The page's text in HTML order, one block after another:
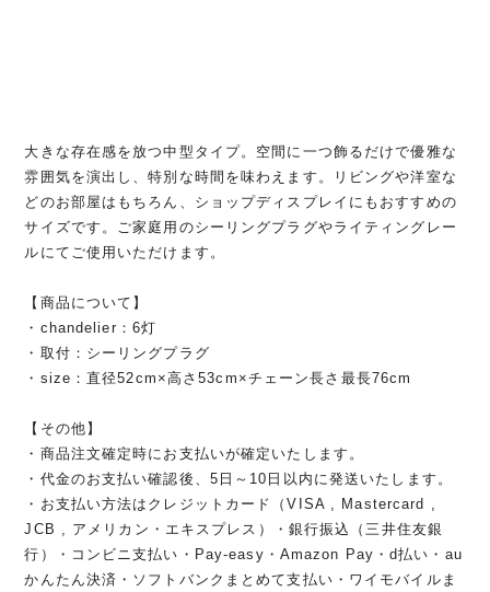
大きな存在感を放つ中型タイプ。空間に一つ飾るだけで優雅な
雰囲気を演出し、特別な時間を味わえます。リビングや洋室な
どのお部屋はもちろん、ショップディスプレイにもおすすめの
サイズです。ご家庭用のシーリングプラグやライティングレー
ルにてご使用いただけます。
【商品について】
・chandelier：6灯
・取付：シーリングプラグ
・size：直径52cm×高さ53cm×チェーン長さ最長76cm
【その他】
・商品注文確定時にお支払いが確定いたします。
・代金のお支払い確認後、5日～10日以内に発送いたします。
・お支払い方法はクレジットカード（VISA , Mastercard ,
JCB , アメリカン・エキスプレス）・銀行振込（三井住友銀
行）・コンビニ支払い・Pay-easy・Amazon Pay・d払い・au
かんたん決済・ソフトバンクまとめて支払い・ワイモバイルま